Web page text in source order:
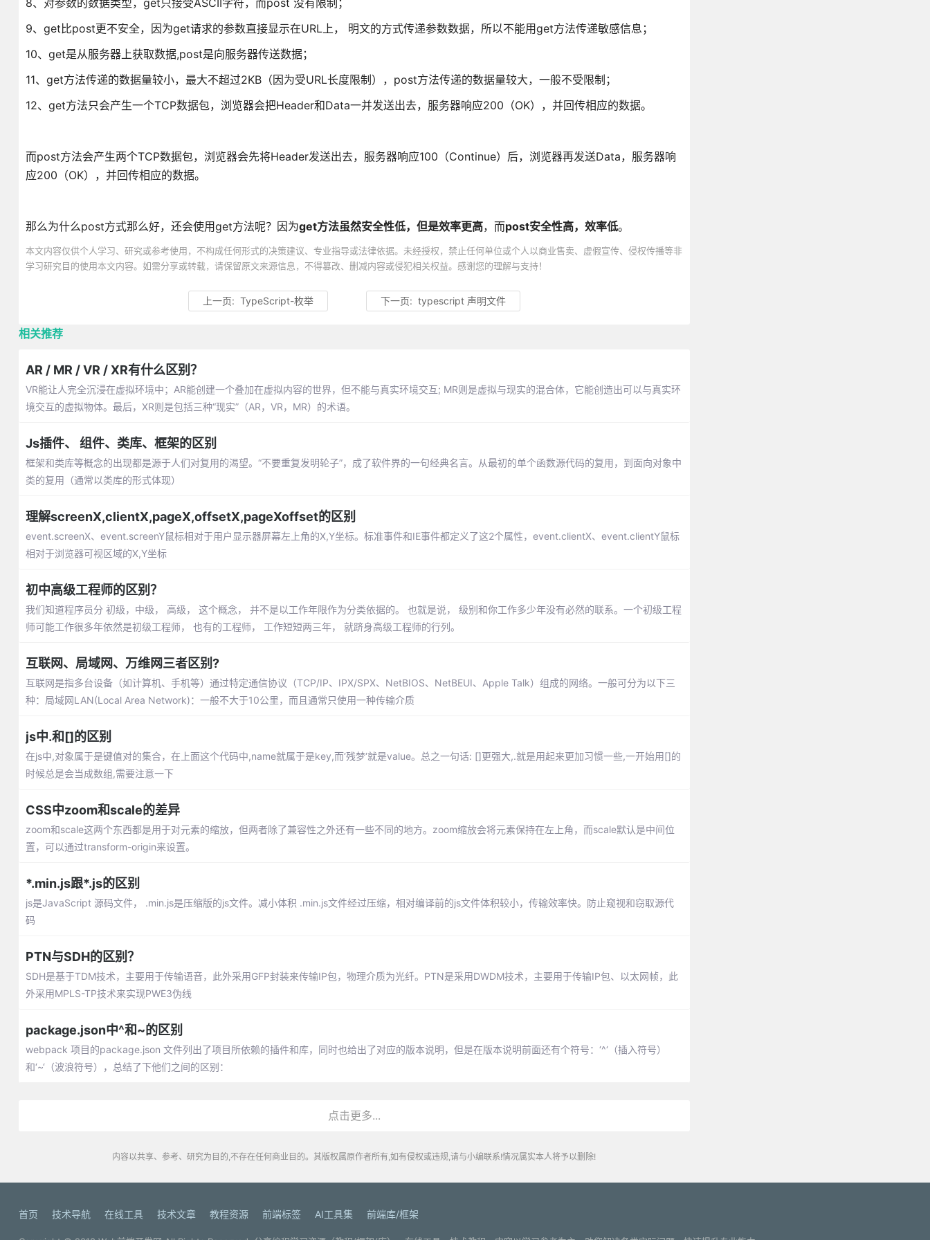
8、对参数的数据类型，get只接受ASCII字符，而post 没有限制；
9、get比post更不安全，因为get请求的参数直接显示在URL上， 明文的方式传递参数数据，所以不能用get方法传递敏感信息；
10、get是从服务器上获取数据,post是向服务器传送数据；
11、get方法传递的数据量较小，最大不超过2KB（因为受URL长度限制），post方法传递的数据量较大，一般不受限制；
12、get方法只会产生一个TCP数据包，浏览器会把Header和Data一并发送出去，服务器响应200（OK），并回传相应的数据。
而post方法会产生两个TCP数据包，浏览器会先将Header发送出去，服务器响应100（Continue）后，浏览器再发送Data，服务器响
应200（OK），并回传相应的数据。
那么为什么post方式那么好，还会使用get方法呢？因为get方法虽然安全性低，但是效率更高，而post安全性高，效率低。
本文内容仅供个人学习、研究或参考使用，不构成任何形式的决策建议、专业指导或法律依据。未经授权，禁止任何单位或个人以商业售卖、虚假宣传、侵权传播等非
学习研究目的使用本文内容。如需分享或转载，请保留原文来源信息，不得篡改、删减内容或侵犯相关权益。感谢您的理解与支持！
上一页: TypeScript-枚举 下一页: typescript 声明文件
相关推荐
AR / MR / VR / XR有什么区别？
VR能让人完全沉浸在虚拟环境中；AR能创建一个叠加在虚拟内容的世界，但不能与真实环境交互; MR则是虚拟与现实的混合体，它能创造出可以与真实环
境交互的虚拟物体。最后，XR则是包括三种“现实”（AR，VR，MR）的术语。
Js插件、 组件、类库、框架的区别
框架和类库等概念的出现都是源于人们对复用的渴望。“不要重复发明轮子”，成了软件界的一句经典名言。从最初的单个函数源代码的复用，到面向对象中
类的复用（通常以类库的形式体现）
理解screenX,clientX,pageX,offsetX,pageXoffset的区别
event.screenX、event.screenY鼠标相对于用户显示器屏幕左上角的X,Y坐标。标准事件和IE事件都定义了这2个属性，event.clientX、event.clientY鼠标
相对于浏览器可视区域的X,Y坐标
初中高级工程师的区别？
我们知道程序员分 初级，中级， 高级， 这个概念， 并不是以工作年限作为分类依据的。 也就是说， 级别和你工作多少年没有必然的联系。一个初级工程
师可能工作很多年依然是初级工程师， 也有的工程师， 工作短短两三年， 就跻身高级工程师的行列。
互联网、局域网、万维网三者区别?
互联网是指多台设备（如计算机、手机等）通过特定通信协议（TCP/IP、IPX/SPX、NetBIOS、NetBEUI、Apple Talk）组成的网络。一般可分为以下三
种：局域网LAN(Local Area Network)：一般不大于10公里，而且通常只使用一种传输介质
js中.和[]的区别
在js中,对象属于是键值对的集合，在上面这个代码中,name就属于是key,而‘残梦‘就是value。总之一句话: []更强大,.就是用起来更加习惯一些,一开始用[]的
时候总是会当成数组,需要注意一下
CSS中zoom和scale的差异
zoom和scale这两个东西都是用于对元素的缩放，但两者除了兼容性之外还有一些不同的地方。zoom缩放会将元素保持在左上角，而scale默认是中间位
置，可以通过transform-origin来设置。
*.min.js跟*.js的区别
js是JavaScript 源码文件， .min.js是压缩版的js文件。减小体积 .min.js文件经过压缩，相对编译前的js文件体积较小，传输效率快。防止窥视和窃取源代
码
PTN与SDH的区别？
SDH是基于TDM技术，主要用于传输语音，此外采用GFP封装来传输IP包，物理介质为光纤。PTN是采用DWDM技术，主要用于传输IP包、以太网帧，此
外采用MPLS-TP技术来实现PWE3伪线
package.json中^和~的区别
webpack 项目的package.json 文件列出了项目所依赖的插件和库，同时也给出了对应的版本说明，但是在版本说明前面还有个符号：‘^‘（插入符号）
和‘~‘（波浪符号），总结了下他们之间的区别：
点击更多...
内容以共享、参考、研究为目的,不存在任何商业目的。其版权属原作者所有,如有侵权或违规,请与小编联系!情况属实本人将予以删除!
首页 技术导航 在线工具 技术文章 教程资源 前端标签 AI工具集 前端库/框架